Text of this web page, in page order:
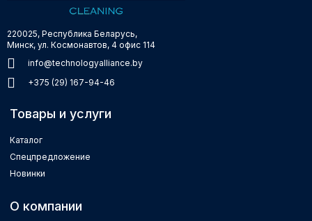
220025, Республика Беларусь,
Минск, ул. Космонавтов, 4 офис 114
info@technologyalliance.by
+375 (29) 167-94-46
Товары и услуги
Каталог
Спецпредложение
Новинки
О компании